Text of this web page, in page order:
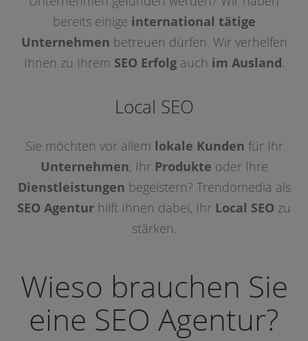
bereits einige international tätige
Unternehmen betreuen dürfen. Wir verhelfen
Ihnen zu Ihrem SEO Erfolgauch im Ausland.
Local SEO
Sie möchten vor allem lokale Kunden für Ihr
Unternehmen, Ihr Produkte oder Ihre
Dienstleistungen begeistern? Trendomedia als
SEO Agentur hilft Ihnen dabei, Ihr Local SEO zu
stärken.
Wieso brauchen Sie
eine SEO Agentur?